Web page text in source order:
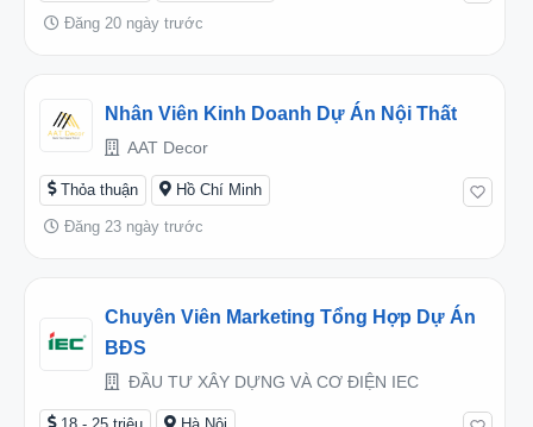
Đăng 20 ngày trước
Nhân Viên Kinh Doanh Dự Án Nội Thất
AAT Decor
Thỏa thuận Hồ Chí Minh
Đăng 23 ngày trước
Chuyên Viên Marketing Tổng Hợp Dự Án
BĐS
ĐẦU TƯ XÂY DỰNG VÀ CƠ ĐIỆN IEC